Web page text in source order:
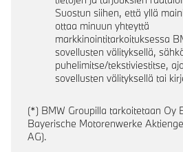
Suostun siihen, että yllä
ottaa minuun yhteyttä
markkinointitarkoituksessa
sovellusten välityksellä,
puhelimitse/tekstiviestitse,
sovellusten välityksellä tai
(*) BMW Groupilla tarkoitetaan Oy
Bayerische Motorenwerke
AG).